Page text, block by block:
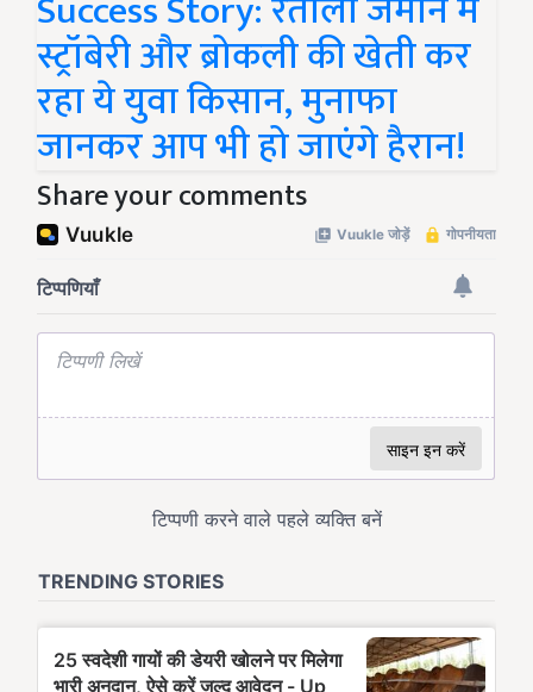
स्ट्रॉबेरी और ब्रोकली की खेती कर
रहा ये युवा किसान, मुनाफा
जानकर आप भी हो जाएंगे हैरान!
Share your comments